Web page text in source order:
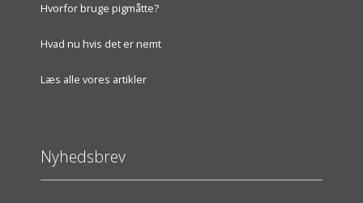
Hvorfor bruge pigmåtte?
Hvad nu hvis det er nemt
Læs alle vores artikler
Nyhedsbrev